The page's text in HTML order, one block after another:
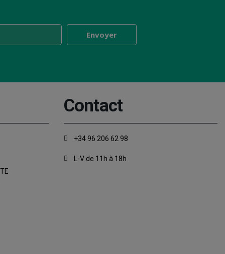
Contact
+34 96 206 62 98
L-V de 11h à 18h